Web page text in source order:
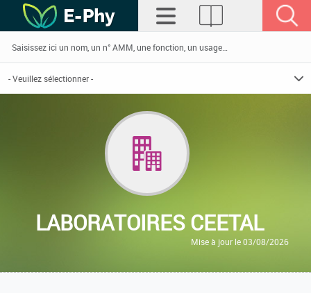
LABORATOIRES CEETAL
Mise à jour le 03/08/2026